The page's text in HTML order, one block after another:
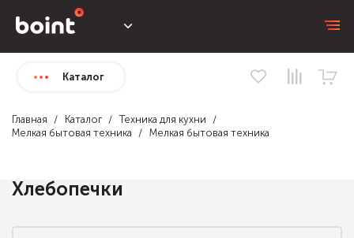
Каталог
Главная Каталог
Техника для кухни
Мелкая бытовая техника
Мелкая бытовая техника
Хлебопечки